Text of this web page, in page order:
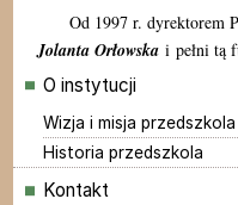
Od 1997 r. dyrektorem
Jolanta Orłowskai pełni tą
Menu główne
O instytucji
Wizja i misja przedszkola
Historia przedszkola
Kontakt